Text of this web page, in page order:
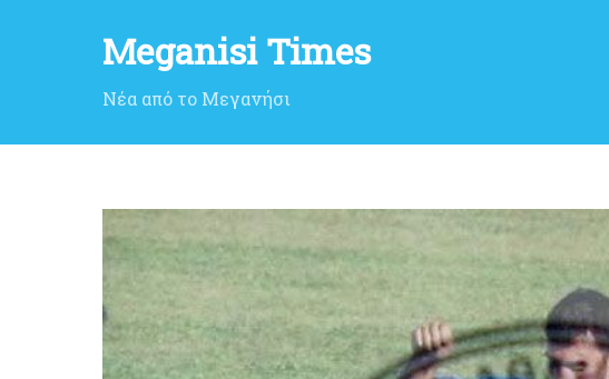
Meganisi Times
Νέα από το Μεγανήσι